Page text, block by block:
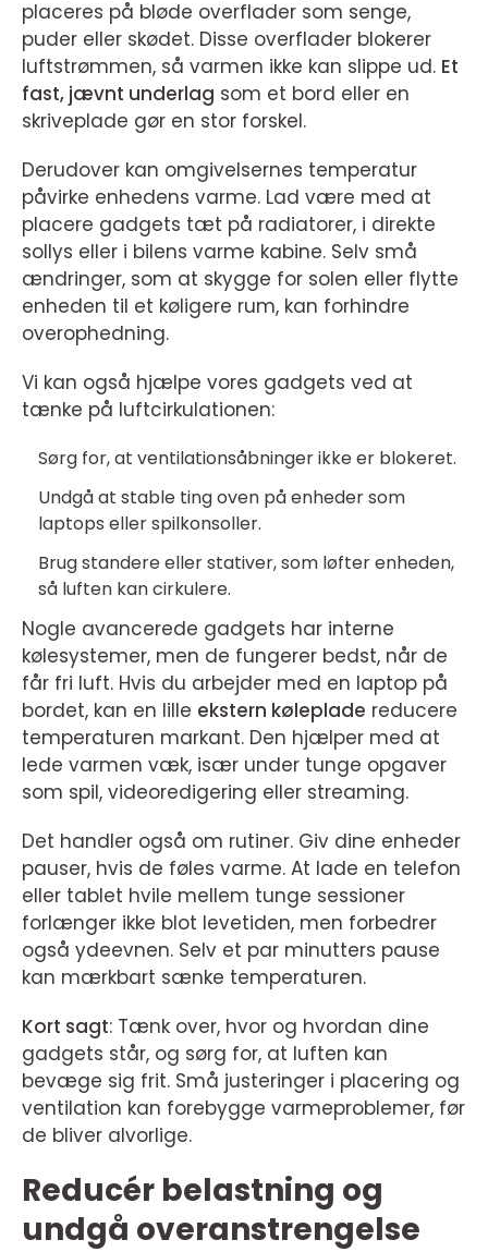
placeres på bløde overflader som senge,
puder eller skødet. Disse overflader blokerer
luftstrømmen, så varmen ikke kan slippe ud. Et
fast, jævnt underlag som et bord eller en
skriveplade gør en stor forskel.
Derudover kan omgivelsernes temperatur
påvirke enhedens varme. Lad være med at
placere gadgets tæt på radiatorer, i direkte
sollys eller i bilens varme kabine. Selv små
ændringer, som at skygge for solen eller flytte
enheden til et køligere rum, kan forhindre
overophedning.
Vi kan også hjælpe vores gadgets ved at
tænke på luftcirkulationen:
Sørg for, at ventilationsåbninger ikke er blokeret.
Undgå at stable ting oven på enheder som
laptops eller spilkonsoller.
Brug standere eller stativer, som løfter enheden,
så luften kan cirkulere.
Nogle avancerede gadgets har interne
kølesystemer, men de fungerer bedst, når de
får fri luft. Hvis du arbejder med en laptop på
bordet, kan en lille ekstern køleplade reducere
temperaturen markant. Den hjælper med at
lede varmen væk, især under tunge opgaver
som spil, videoredigering eller streaming.
Det handler også om rutiner. Giv dine enheder
pauser, hvis de føles varme. At lade en telefon
eller tablet hvile mellem tunge sessioner
forlænger ikke blot levetiden, men forbedrer
også ydeevnen. Selv et par minutters pause
kan mærkbart sænke temperaturen.
Kort sagt: Tænk over, hvor og hvordan dine
gadgets står, og sørg for, at luften kan
bevæge sig frit. Små justeringer i placering og
ventilation kan forebygge varmeproblemer, før
de bliver alvorlige.
Reducér belastning og
undgå overanstrengelse